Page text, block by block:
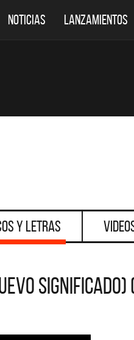
NOTICIAS LANZAMIENTOS
y Letras
La colección completa